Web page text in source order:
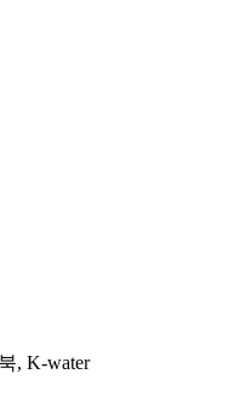
, K-water